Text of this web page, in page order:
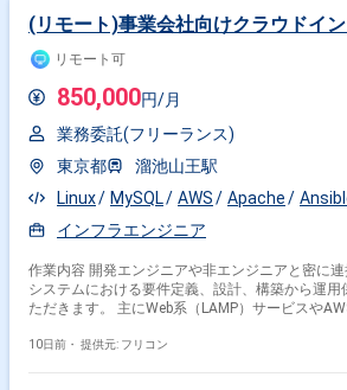
(リモート)事業会社向けクラウドイ
リモート可
850,000円/月
業務委託(フリーランス)
東京都
溜池山王駅
Linux
MySQL AWS Apache
インフラエンジニア
作業内容 開発エンジニアや非エンジニアと密に
システムにおける要件定義、設計、構築から運
ただきます。 主にWeb系（LAMP）サービスや
成・実施、障害対応、さらには実装方針の検討や
10日前・ 提供元: フリコン